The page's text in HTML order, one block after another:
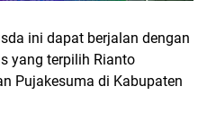
ini dapat berjalan dengan
yang terpilih Rianto
Pujakesuma di Kabupaten